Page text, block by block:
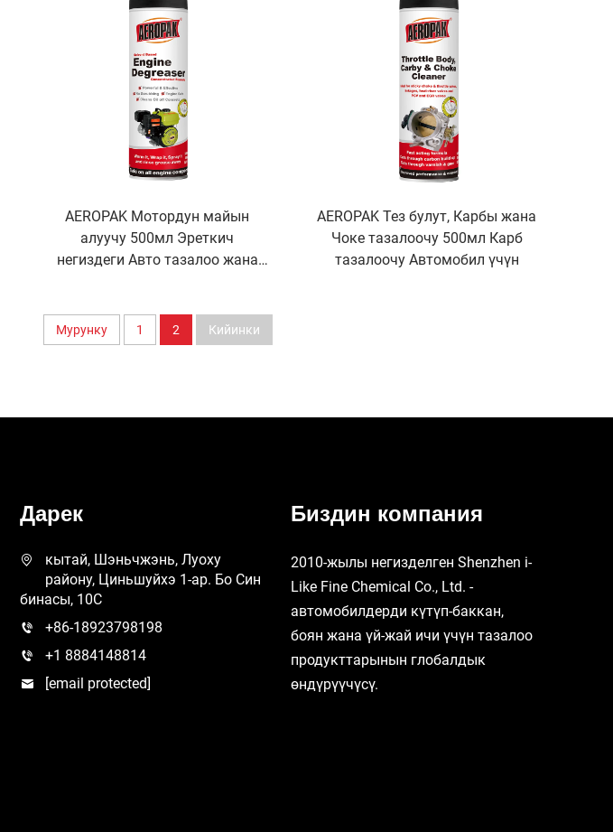
AEROPAK Мотордун майын
алуучу 500мл Эреткич
негиздеги Авто тазалоо жана
AEROPAK Тез булут, Карбы жана
Чоке тазалоочу 500мл Карб
тазалоочу Автомобил үчүн
Мурунку 1 2 Кийинки
Дарек
кытай, Шэньчжэнь, Луоху
району, Циньшуйхэ 1-ар. Бо Син
бинасы, 10C
+86-18923798198
+1 8884148814
[email protected]
Биздин компания
2010-жылы негизделген Shenzhen i-
Like Fine Chemical Co., Ltd. -
автомобилдерди күтүп-баккан,
боян жана үй-жай ичи үчүн тазалоо
продукттарынын глобалдык
өндүрүүчүсү.